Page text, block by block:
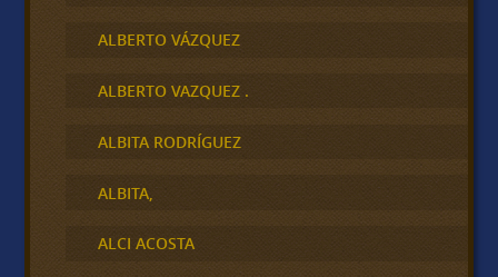
ALBERTO VÁZQUEZ
ALBERTO VAZQUEZ .
ALBITA RODRÍGUEZ
ALBITA,
ALCI ACOSTA